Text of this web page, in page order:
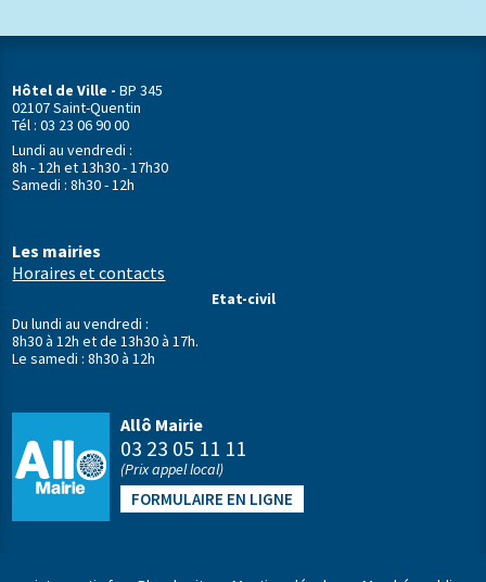
Hôtel de Ville - BP 345
02107 Saint-Quentin
Tél : 03 23 06 90 00
Lundi au vendredi :
8h - 12h et 13h30 - 17h30
Samedi : 8h30 - 12h
Les mairies
Horaires et contacts
Etat-civil
Du lundi au vendredi :
8h30 à 12h et de 13h30 à 17h.
Le samedi : 8h30 à 12h
Allô Mairie
03 23 05 11 11
(Prix appel local)
FORMULAIRE EN LIGNE